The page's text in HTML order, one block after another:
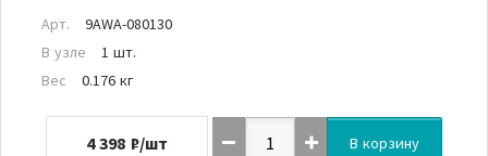
Арт.
9AWA-080130
В узле
1 шт.
Вес
0.176 кг
4 398 ₽/шт В корзину